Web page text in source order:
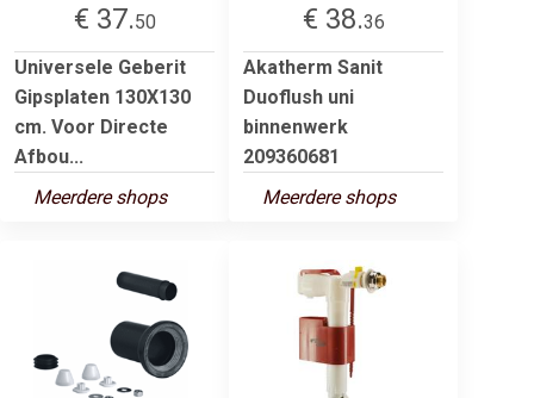
€ 37.50
Universele Geberit
Gipsplaten 130X130
cm. Voor Directe
Afbou...
Meerdere shops
€ 38.36
Akatherm Sanit
Duoflush uni
binnenwerk
209360681
Meerdere shops